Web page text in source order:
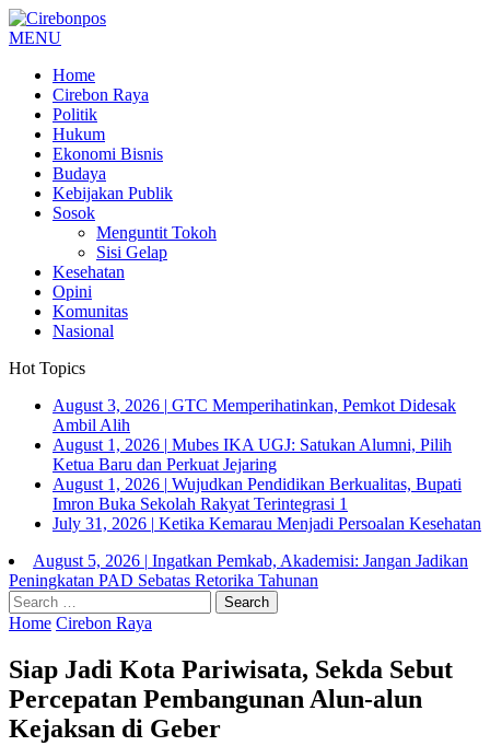
MENU
Home
Cirebon Raya
Politik
Hukum
Ekonomi Bisnis
Budaya
Kebijakan Publik
Sosok
Menguntit Tokoh
Sisi Gelap
Kesehatan
Opini
Komunitas
Nasional
Hot Topics
August 3, 2026 | GTC Memperihatinkan, Pemkot Didesak
Ambil Alih
August 1, 2026 | Mubes IKA UGJ: Satukan Alumni, Pilih
Ketua Baru dan Perkuat Jejaring
August 1, 2026 | Wujudkan Pendidikan Berkualitas, Bupati
Imron Buka Sekolah Rakyat Terintegrasi 1
July 31, 2026 | Ketika Kemarau Menjadi Persoalan Kesehatan
August 5, 2026 | Ingatkan Pemkab, Akademisi: Jangan Jadikan
Peningkatan PAD Sebatas Retorika Tahunan
Search
for:
Home Cirebon Raya
Siap Jadi Kota Pariwisata, Sekda Sebut
Percepatan Pembangunan Alun-alun
Kejaksan di Geber